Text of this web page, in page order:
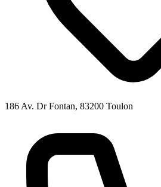
186 Av. Dr Fontan, 83200 Toulon